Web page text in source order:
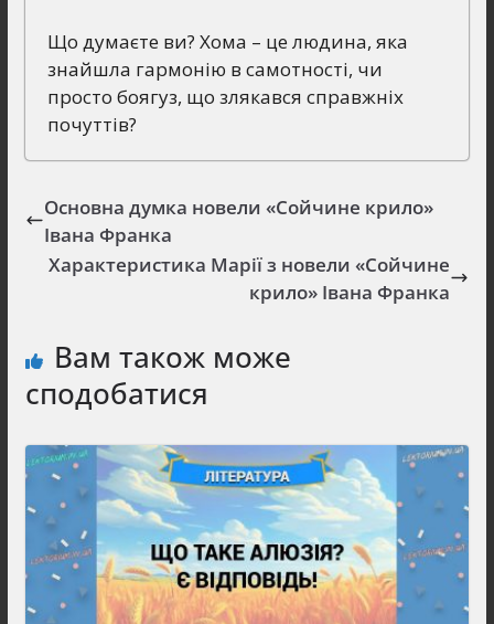
Що думаєте ви? Хома – це людина, яка
знайшла гармонію в самотності, чи
просто боягуз, що злякався справжніх
почуттів?
Основна думка новели «Сойчине крило»
Івана Франка
Характеристика Марії з новели «Сойчине
крило» Івана Франка
Вам також може
сподобатися